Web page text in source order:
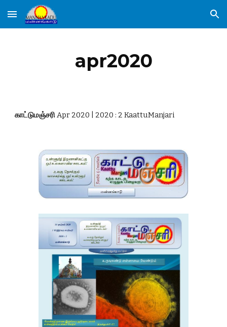
Skip to main content Skip to navigation
apr2020
காட்டுமஞ்சரி Apr 2020 | 2020 : 2 KaattuManjari